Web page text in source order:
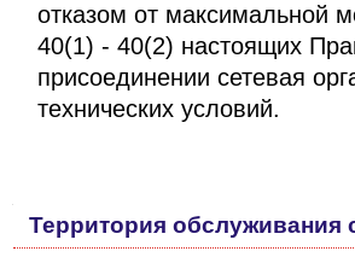
отказом от максимальной
40(1) - 40(2) настоящих
присоединении сетевая
технических условий.
Территория обслуживания